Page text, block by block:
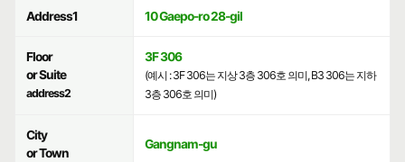
Address1 10 Gaepo-ro 28-gil
Floor
or Suite
address2
3F 306
(예시 : 3F 306는 지상 3층 306호 의미, B3 306는 지하
3층 306호 의미)
City
or Town
Gangnam-gu